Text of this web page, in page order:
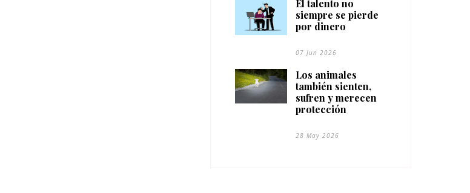
El talento no
siempre se pierde
por dinero
07 Jun 2026
Los animales
también sienten,
sufren y merecen
protección
28 May 2026